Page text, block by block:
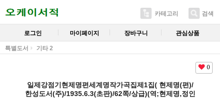
카테고리 검색
로그인 마이페이지 장바구니 관심상품
특별도서 기타 2
0
일제강점기현제명편세계명작가곡집제1집( 현제명(편)/
한성도서(주)/1935.6.3(초판)/62쪽/상급)(역;현제명,정인